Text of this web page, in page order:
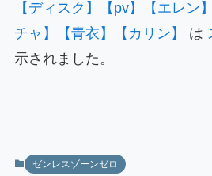
【ディスク】【pv】【エレン
チャ】【青衣】【カリン】
は
示されました。
ゼンレスゾーンゼロ